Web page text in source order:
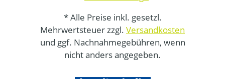
* Alle Preise inkl. gesetzl.
Mehrwertsteuer zzgl. Versandkosten
und ggf. Nachnahmegebühren, wenn
nicht anders angegeben.